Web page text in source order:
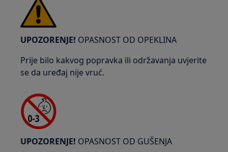
UPOZORENJE! OPASNOST OD OPEKLINA
Prije bilo kakvog popravka ili održavanja uvjerite
se da uređaj nije vruć.
UPOZORENJE! OPASNOST OD GUŠENJA